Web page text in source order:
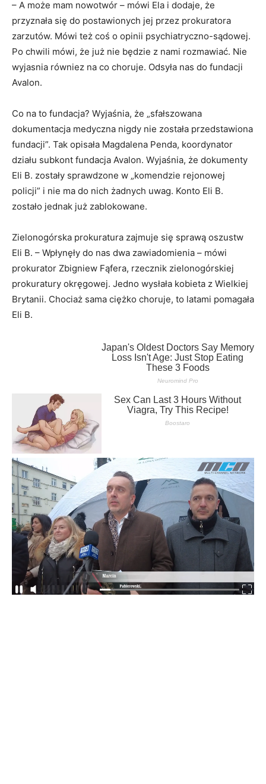
– A może mam nowotwór – mówi Ela i dodaje, że
przyznała się do postawionych jej przez prokuratora
zarzutów. Mówi też coś o opinii psychiatryczno-sądowej.
Po chwili mówi, że już nie będzie z nami rozmawiać. Nie
wyjasnia równiez na co choruje. Odsyła nas do fundacji
Avalon.
Co na to fundacja? Wyjaśnia, że „sfałszowana
dokumentacja medyczna nigdy nie została przedstawiona
fundacji”. Tak opisała Magdalena Penda, koordynator
działu subkont fundacja Avalon. Wyjaśnia, że dokumenty
Eli B. zostały sprawdzone w „komendzie rejonowej
policji” i nie ma do nich żadnych uwag. Konto Eli B.
zostało jednak już zablokowane.
Zielonogórska prokuratura zajmuje się sprawą oszustw
Eli B. – Wpłynęły do nas dwa zawiadomienia – mówi
prokurator Zbigniew Fąfera, rzecznik zielonogórskiej
prokuratury okręgowej. Jedno wysłała kobieta z Wielkiej
Brytanii. Chociaż sama ciężko choruje, to latami pomagała
Eli B.